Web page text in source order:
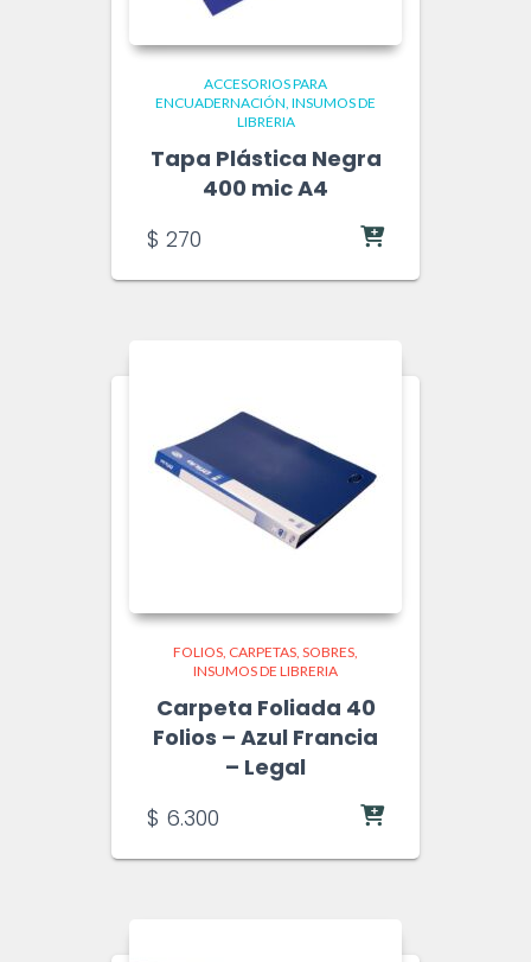
ACCESORIOS PARA
ENCUADERNACIÓN INSUMOS DE
LIBRERIA
Tapa Plástica Negra
400 mic A4
$ 270
FOLIOS, CARPETAS, SOBRES
INSUMOS DE LIBRERIA
Carpeta Foliada 40
Folios – Azul Francia
– Legal
$ 6.300